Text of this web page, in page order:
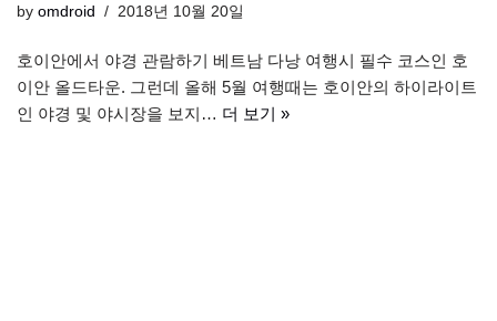
by omdroid 2018년 10월 20일
호이안에서 야경 관람하기 베트남 다낭 여행시 필수 코스인 호
이안 올드타운. 그런데 올해 5월 여행때는 호이안의 하이라이트
인 야경 및 야시장을 보지… 더 보기 »